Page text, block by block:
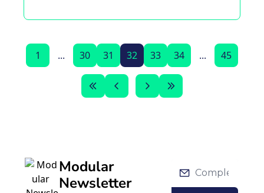
1 ... 30 31 32 33 34 ... 45
Modular
Newsletter